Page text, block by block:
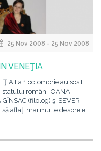
25 Nov 2008 - 25 Nov 2008
VENEŢIA
La 1 octombrie au sosit
statului român: IOANA
(filolog) şi SEVER-
să aflaţi mai multe despre ei